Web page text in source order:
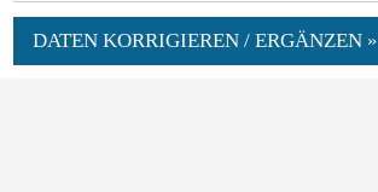
DATEN KORRIGIEREN / ERGÄNZEN »